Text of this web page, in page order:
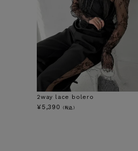
2way lace bolero
¥ 5,390 （税込）